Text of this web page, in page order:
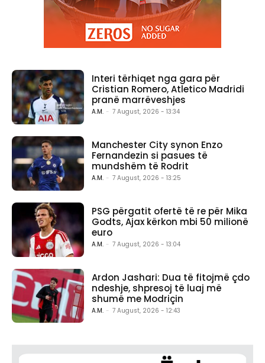
Interi tërhiqet nga gara për
Cristian Romero, Atletico Madridi
pranë marrëveshjes
A.M. - 7 August, 2026 - 13:34
Manchester City synon Enzo
Fernandezin si pasues të
mundshëm të Rodrit
A.M. - 7 August, 2026 - 13:25
PSG përgatit ofertë të re për Mika
Godts, Ajax kërkon mbi 50 milionë
euro
A.M. - 7 August, 2026 - 13:04
Ardon Jashari: Dua të fitojmë çdo
ndeshje, shpresoj të luaj më
shumë me Modriçin
A.M. - 7 August, 2026 - 12:43